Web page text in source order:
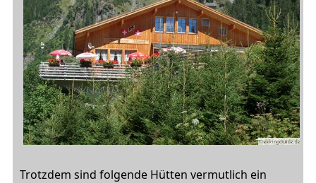
Trotzdem sind folgende Hütten vermutlich ein